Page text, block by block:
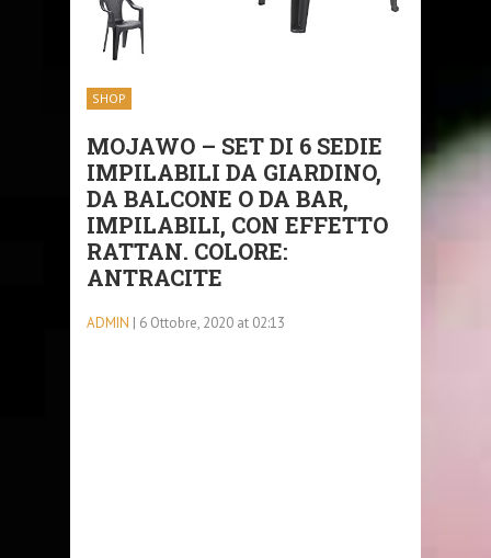
SHOP
MOJAWO – SET DI 6 SEDIE
IMPILABILI DA GIARDINO,
DA BALCONE O DA BAR,
IMPILABILI, CON EFFETTO
RATTAN. COLORE:
ANTRACITE
ADMIN | 6 Ottobre, 2020 at 02:13